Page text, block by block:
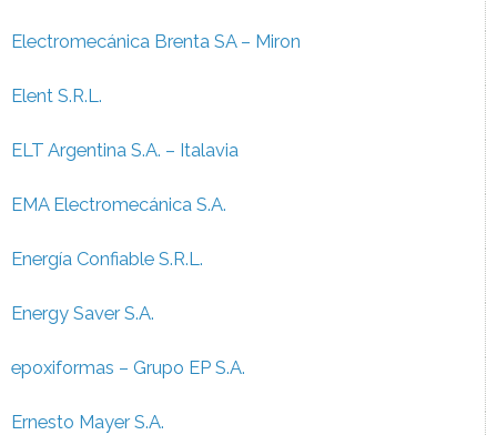
Electromecánica Brenta SA – Miron
Elent S.R.L.
ELT Argentina S.A. – Italavia
EMA Electromecánica S.A.
Energía Confiable S.R.L.
Energy Saver S.A.
epoxiformas – Grupo EP S.A.
Ernesto Mayer S.A.